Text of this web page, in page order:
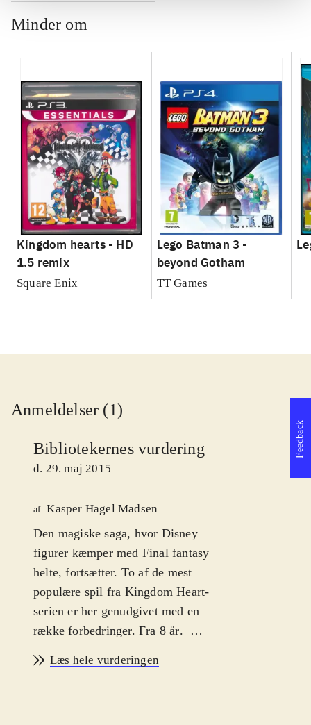
Minder om
Kingdom hearts - HD
1.5 remix
Square Enix
Lego Batman 3 -
beyond Gotham
TT Games
Anmeldelser (1)
Bibliotekernes vurdering
d. 29. maj 2015
af Kasper Hagel Madsen
Den magiske saga, hvor Disney
figurer kæmper med Final fantasy
helte, fortsætter. To af de mest
populære spil fra Kingdom Heart-
serien er her genudgivet med en
række forbedringer. Fra 8 år.
- HD 1.5 remix, og det inkluderer to
Læs hele vurderingen
Feedback